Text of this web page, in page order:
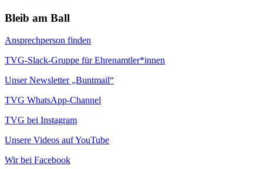
Bleib am Ball
Ansprechperson finden
TVG-Slack-Gruppe für Ehrenamtler*innen
Unser Newsletter „Buntmail“
TVG WhatsApp-Channel
TVG bei Instagram
Unsere Videos auf YouTube
Wir bei Facebook